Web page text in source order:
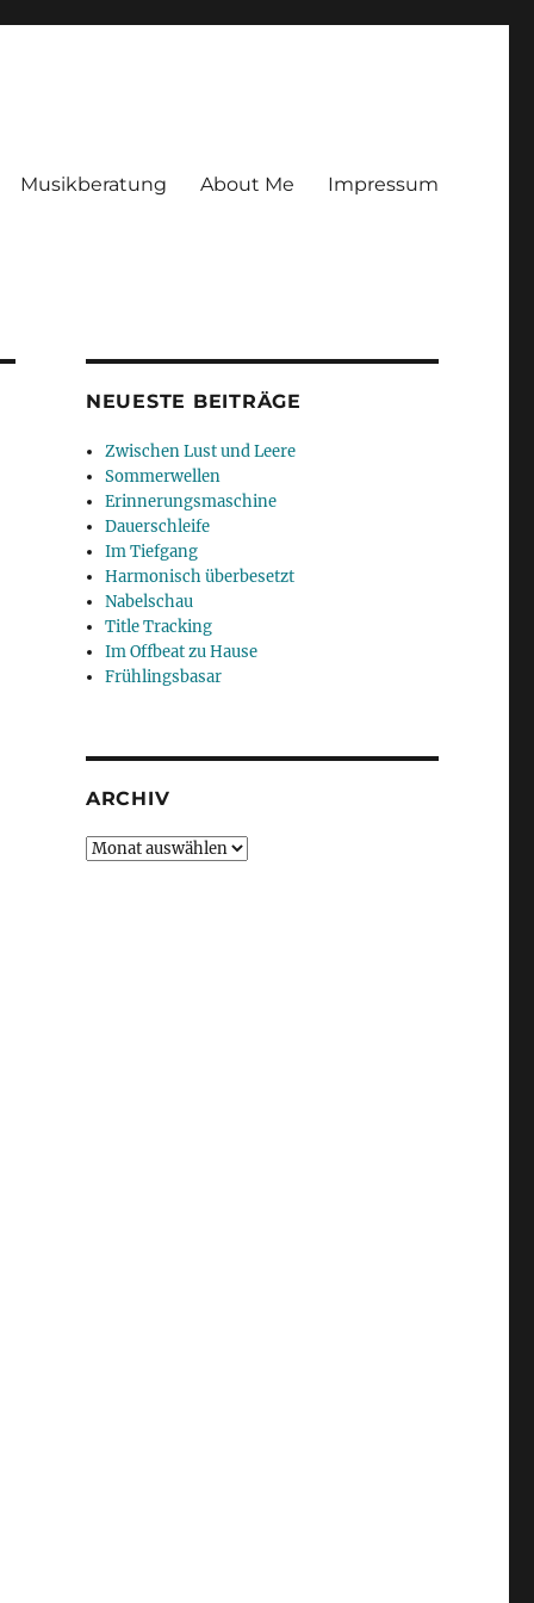
Musikberatung About Me Impressum
NEUESTE BEITRÄGE
Zwischen Lust und Leere
Sommerwellen
Erinnerungsmaschine
Dauerschleife
Im Tiefgang
Harmonisch überbesetzt
Nabelschau
Title Tracking
Im Offbeat zu Hause
Frühlingsbasar
ARCHIV
Archiv